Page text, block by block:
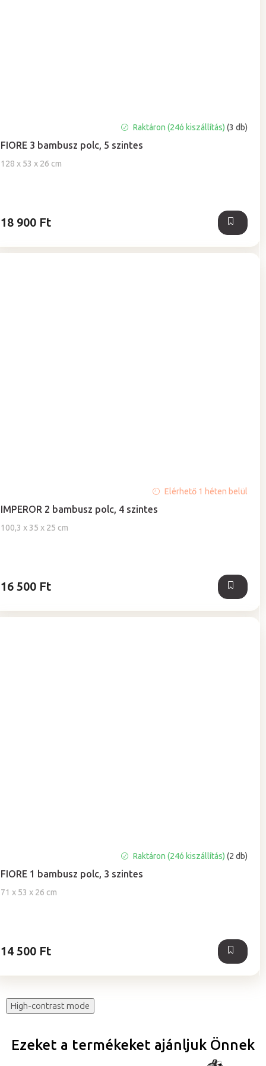
FIORE 3 bambusz polc, 5 szintes
128 x 53 x 26 cm
átlagos
értékelése
Raktáron (24ó kiszállítás)(3 db)
18 900 Ft
IMPEROR 2 bambusz polc, 4 szintes
100,3 x 35 x 25 cm
Elérhető 1 héten belül
16 500 Ft
FIORE 1 bambusz polc, 3 szintes
71 x 53 x 26 cm
átlagos
értékelése
Raktáron (24ó kiszállítás)(2 db)
14 500 Ft
High-contrast mode
Ezeket a termékeket ajánljuk Önnek